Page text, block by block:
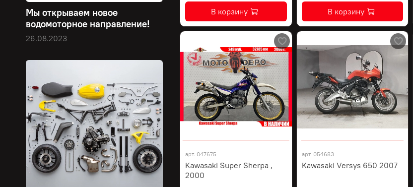
В корзину В корзину
арт. 047675
Kawasaki Super Sherpa ,
2000
арт. 054683
Kawasaki Versys 650 2007
Мы открываем новое
водомоторное направление!
26.08.2023